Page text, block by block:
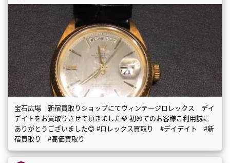
宝石広場 新宿買取りショップにてヴィンテージロレックス デイ
デイトをお買取りさせて頂きました💎 初めてのお客様ご利用誠に
ありがとうございました😊 #ロレックス買取り #デイデイト #新
宿買取り #高価買取り